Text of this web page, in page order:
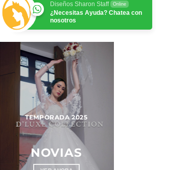
Diseños Sharon Staff Online
¿Necesitas Ayuda? Chatea con
nosotros
TEMPORADA 2025
NOVIAS